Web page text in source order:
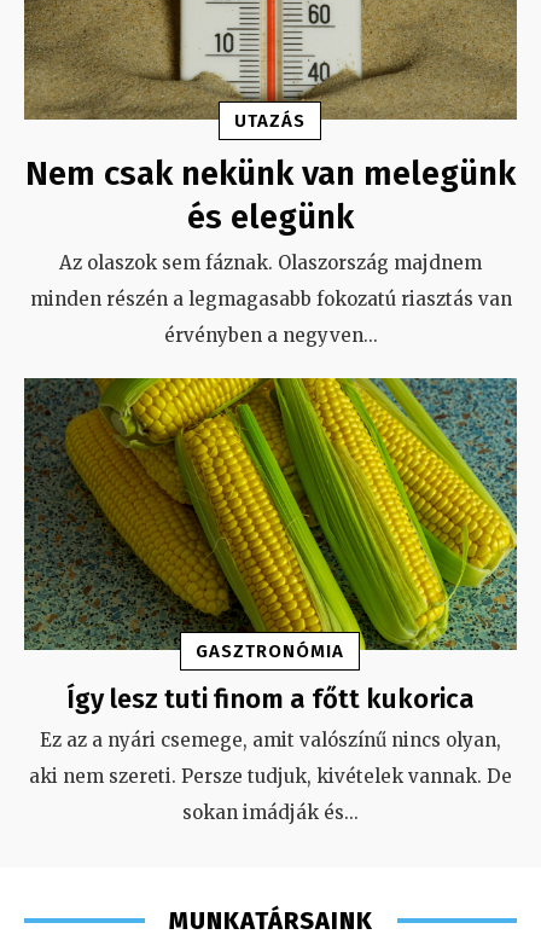
UTAZÁS
Nem csak nekünk van melegünk
és elegünk
Az olaszok sem fáznak. Olaszország majdnem
minden részén a legmagasabb fokozatú riasztás van
érvényben a negyven...
GASZTRONÓMIA
Így lesz tuti finom a főtt kukorica
Ez az a nyári csemege, amit valószínű nincs olyan,
aki nem szereti. Persze tudjuk, kivételek vannak. De
sokan imádják és...
MUNKATÁRSAINK